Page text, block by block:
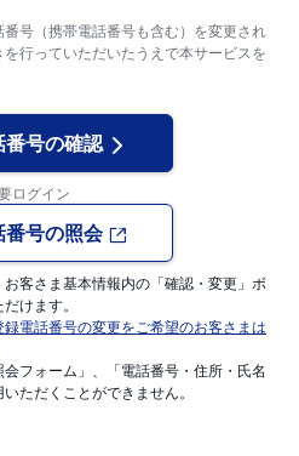
号（携帯電話番号も含む）を変更され
行っていただいたうえで本サービスを
号の確認
ログイン
号の照会
客さま基本情報内の「確認・変更」ボ
けます。
電話番号の変更をご希望のお客さまは
フォーム」、「電話番号・住所・氏名
ただくことができません。